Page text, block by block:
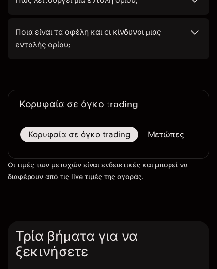
Ποια είναι τα οφέλη και οι κίνδυνοι μιας
εντολής ορίου;
Κορυφαία σε όγκο trading
Κορυφαία σε όγκο trading Μετώπες
Οι τιμές των μετοχών είναι ενδεικτικές και μπορεί να
διαφέρουν από τις live τιμές της αγοράς.
Τρία βήματα για να
ξεκινήσετε